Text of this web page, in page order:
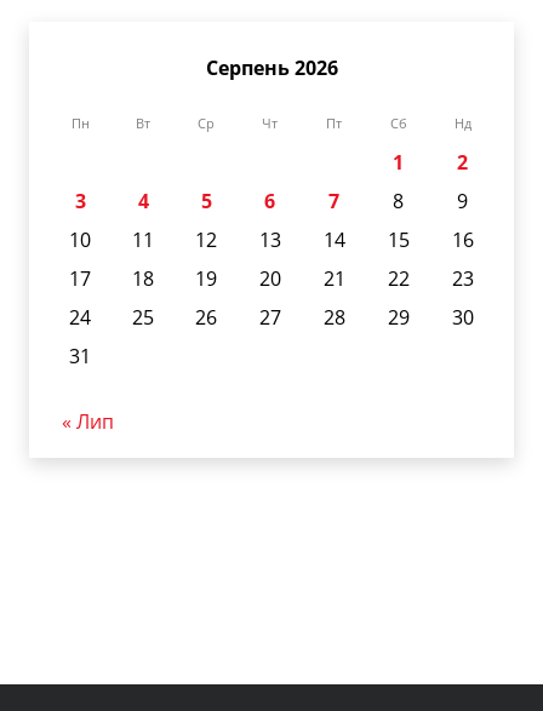
Серпень 2026
Пн Вт Ср Чт Пт Сб Нд
1
2
3
4 5 6 7 8
9
10
11 12 13 14 15
16
17
18 19 20 21 22
23
24
25 26 27 28 29
30
31
« Лип